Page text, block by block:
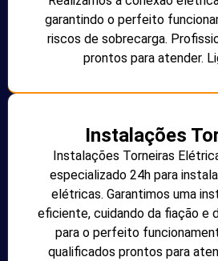
garantindo o perfeito
riscos de sobrecarga.
prontos para atender.
Instalações
Instalações Torneiras
especializado 24h para
elétricas. Garantimos uma
eficiente, cuidando da fiação e
para o perfeito
qualificados prontos para